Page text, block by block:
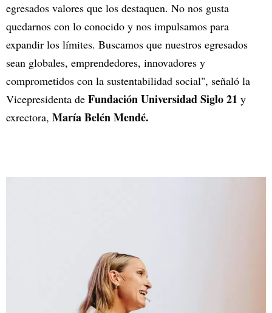
egresados valores que los destaquen. No nos gusta
quedarnos con lo conocido y nos impulsamos para
expandir los límites. Buscamos que nuestros egresados
sean globales, emprendedores, innovadores y
comprometidos con la sustentabilidad social", señaló la
Vicepresidenta de Fundación Universidad Siglo 21 y
exrectora, María Belén Mendé.